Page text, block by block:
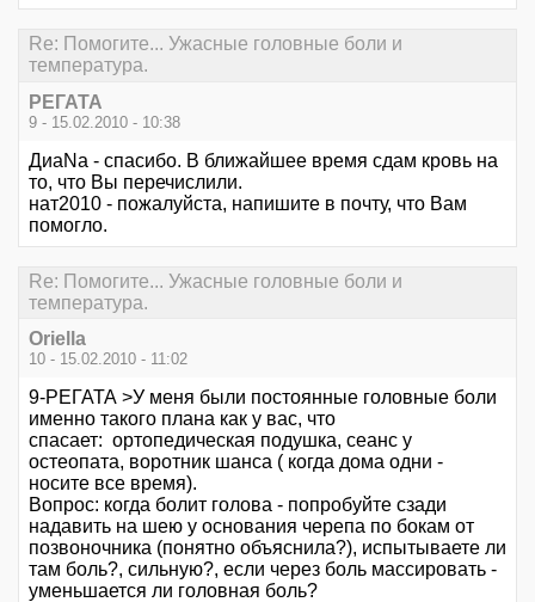
Re: Помогите... Ужасные головные боли и
температура.
РЕГАТА
9 - 15.02.2010 - 10:38
ДиаNa - спасибо. В ближайшее время сдам кровь на
то, что Вы перечислили.
нат2010 - пожалуйста, напишите в почту, что Вам
помогло.
Re: Помогите... Ужасные головные боли и
температура.
Oriella
10 - 15.02.2010 - 11:02
9-РЕГАТА >У меня были постоянные головные боли
именно такого плана как у вас, что
спасает: ортопедическая подушка, сеанс у
остеопата, воротник шанса ( когда дома одни -
носите все время).
Вопрос: когда болит голова - попробуйте сзади
надавить на шею у основания черепа по бокам от
позвоночника (понятно объяснила?), испытываете ли
там боль?, сильную?, если через боль массировать -
уменьшается ли головная боль?